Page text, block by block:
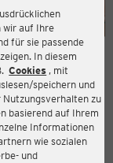
wir auf Ihre
für sie passende
In diesem
Cookies , mit
speichern und
zu
basierend auf Ihrem
Informationen
wie sozialen
und